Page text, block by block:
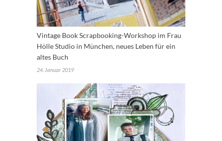
Vintage Book Scrapbooking-Workshop im Frau
Hölle Studio in München, neues Leben für ein
altes Buch
24. Januar 2019